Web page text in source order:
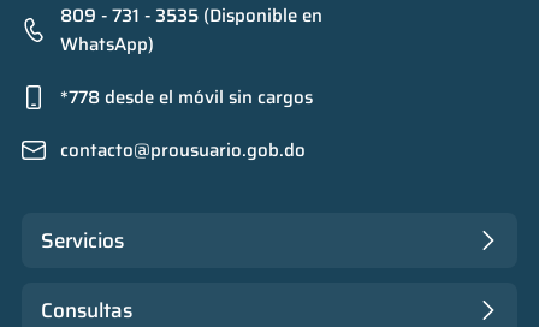
809 - 731 - 3535 (Disponible en
WhatsApp)
*778 desde el móvil sin cargos
contacto@prousuario.gob.do
Servicios
Consultas